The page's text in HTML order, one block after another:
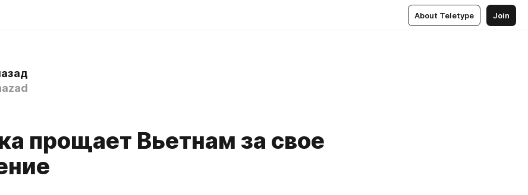
About Teletype Join
прощает Вьетнам за свое